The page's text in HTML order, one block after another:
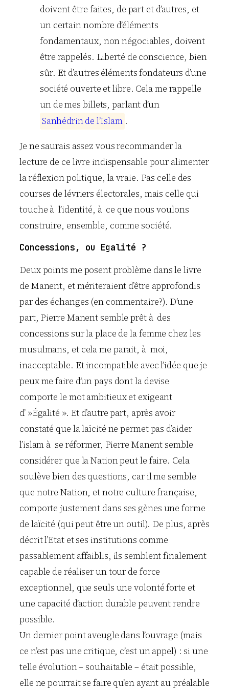
doivent être faites, de part et d’autres, et
un certain nombre d’éléments
fondamentaux, non négociables, doivent
être rappelés. Liberté de conscience, bien
sûr. Et d’autres éléments fondateurs d’une
société ouverte et libre. Cela me rappelle
un de mes billets, parlant d’un
Sanhédrinde l’Islam .
Je ne saurais assez vous recommander la
lecture de ce livre indispensable pour alimenter
la réflexion politique, la vraie. Pas celle des
courses de lévriers électorales, mais celle qui
touche à l’identité, à ce que nous voulons
construire, ensemble, comme société.
Concessions, ou Egalité ?
Deux points me posent problème dans le livre
de Manent, et mériteraient d’être approfondis
par des échanges (en commentaire?). D’une
part, Pierre Manent semble prêt à des
concessions sur la place de la femme chez les
musulmans, et cela me parait, à moi,
inacceptable. Et incompatible avec l’idée que je
peux me faire d’un pays dont la devise
comporte le mot ambitieux et exigeant
d’ »Égalité ». Et d’autre part, après avoir
constaté que la laïcité ne permet pas d’aider
l’islam à se réformer, Pierre Manent semble
considérer que la Nation peut le faire. Cela
soulève bien des questions, car il me semble
que notre Nation, et notre culture française,
comporte justement dans ses gènes une forme
de laïcité (qui peut être un outil). De plus, après
décrit l’Etat et ses institutions comme
passablement affaiblis, ils semblent finalement
capable de réaliser un tour de force
exceptionnel, que seuls une volonté forte et
une capacité d’action durable peuvent rendre
possible.
Un dernier point aveugle dans l’ouvrage (mais
ce n’est pas une critique, c’est un appel) : si une
telle évolution – souhaitable – était possible,
elle ne pourrait se faire qu’en ayant au préalable